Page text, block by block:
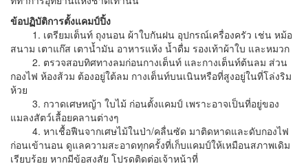
ข้อปฏิบัติการตั้งแคมป์ปิ้ง
1. เตรียมเต็นท์ ถุงนอน ผ้าใบกันฝน อุปกรณ์เครื่องครัว เช่น หม้อ
สนาม เตาแก๊ส เตาน้ำมัน อาหารแห้ง น้ำดื่ม รองเท้าผ้าใบ และหมวก
2. ตรวจสอบทิศทางลมก่อนกางเต็นท์ และกางเต็นท์ต้นลม ส่วน
กองไฟ ห้องส้วม ต้องอยู่ใต้ลม กางเต็นท์บนเนินหรือที่สูงอยู่ในที่โล่งริม
ห้วย
3. กวาดเศษหญ้า ใบไม้ ก่อนตั้งแคมป์ เพราะอาจเป็นที่อยู่ของ
แมลงสัตว์เลื้อยคลานต่างๆ
4. หาเชื้อฟืนจากเศษไม้ในป่า/คลื่นซัด มาติดหาดและดับกองไฟ
ก่อนเข้านอน ดูแลความสะอาดทุกครั้งที่เก็บแคมป์ให้เหมือนสภาพเดิม
เรียบร้อย หากมีข้อสงสัย โปรดติดต่อเจ้าหน้าที่